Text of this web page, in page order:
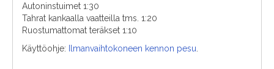
Autoninstuimet 1:30
Tahrat kankaalla vaatteilla tms. 1:20
Ruostumattomat teräkset 1:10
Käyttöohje:
Ilmanvaihtokoneen kennon pesu